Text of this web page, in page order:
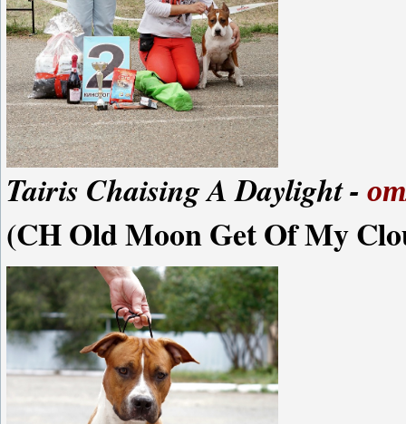
Tairis Chaising A Daylight -
(CH Old Moon Get Of My